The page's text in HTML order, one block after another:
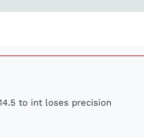
to int loses precision